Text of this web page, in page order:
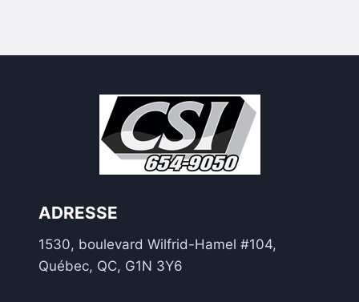
ADRESSE
1530, boulevard Wilfrid-Hamel #104,
Québec, QC, G1N 3Y6